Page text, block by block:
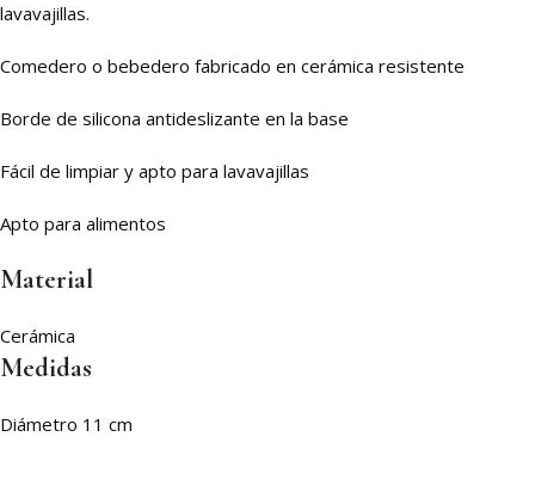
lavavajillas.
Comedero o bebedero fabricado en cerámica resistente
Borde de silicona antideslizante en la base
Fácil de limpiar y apto para lavavajillas
Apto para alimentos
Material
Cerámica
Medidas
Diámetro 11 cm